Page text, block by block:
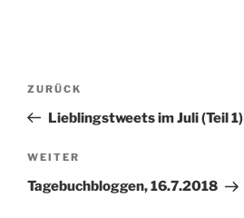
Beitragsnavigation
Vorheriger
Beitrag
ZURÜCK
Lieblingstweets im Juli (Teil 1)
Nächster
Beitrag
WEITER
Tagebuchbloggen, 16.7.2018